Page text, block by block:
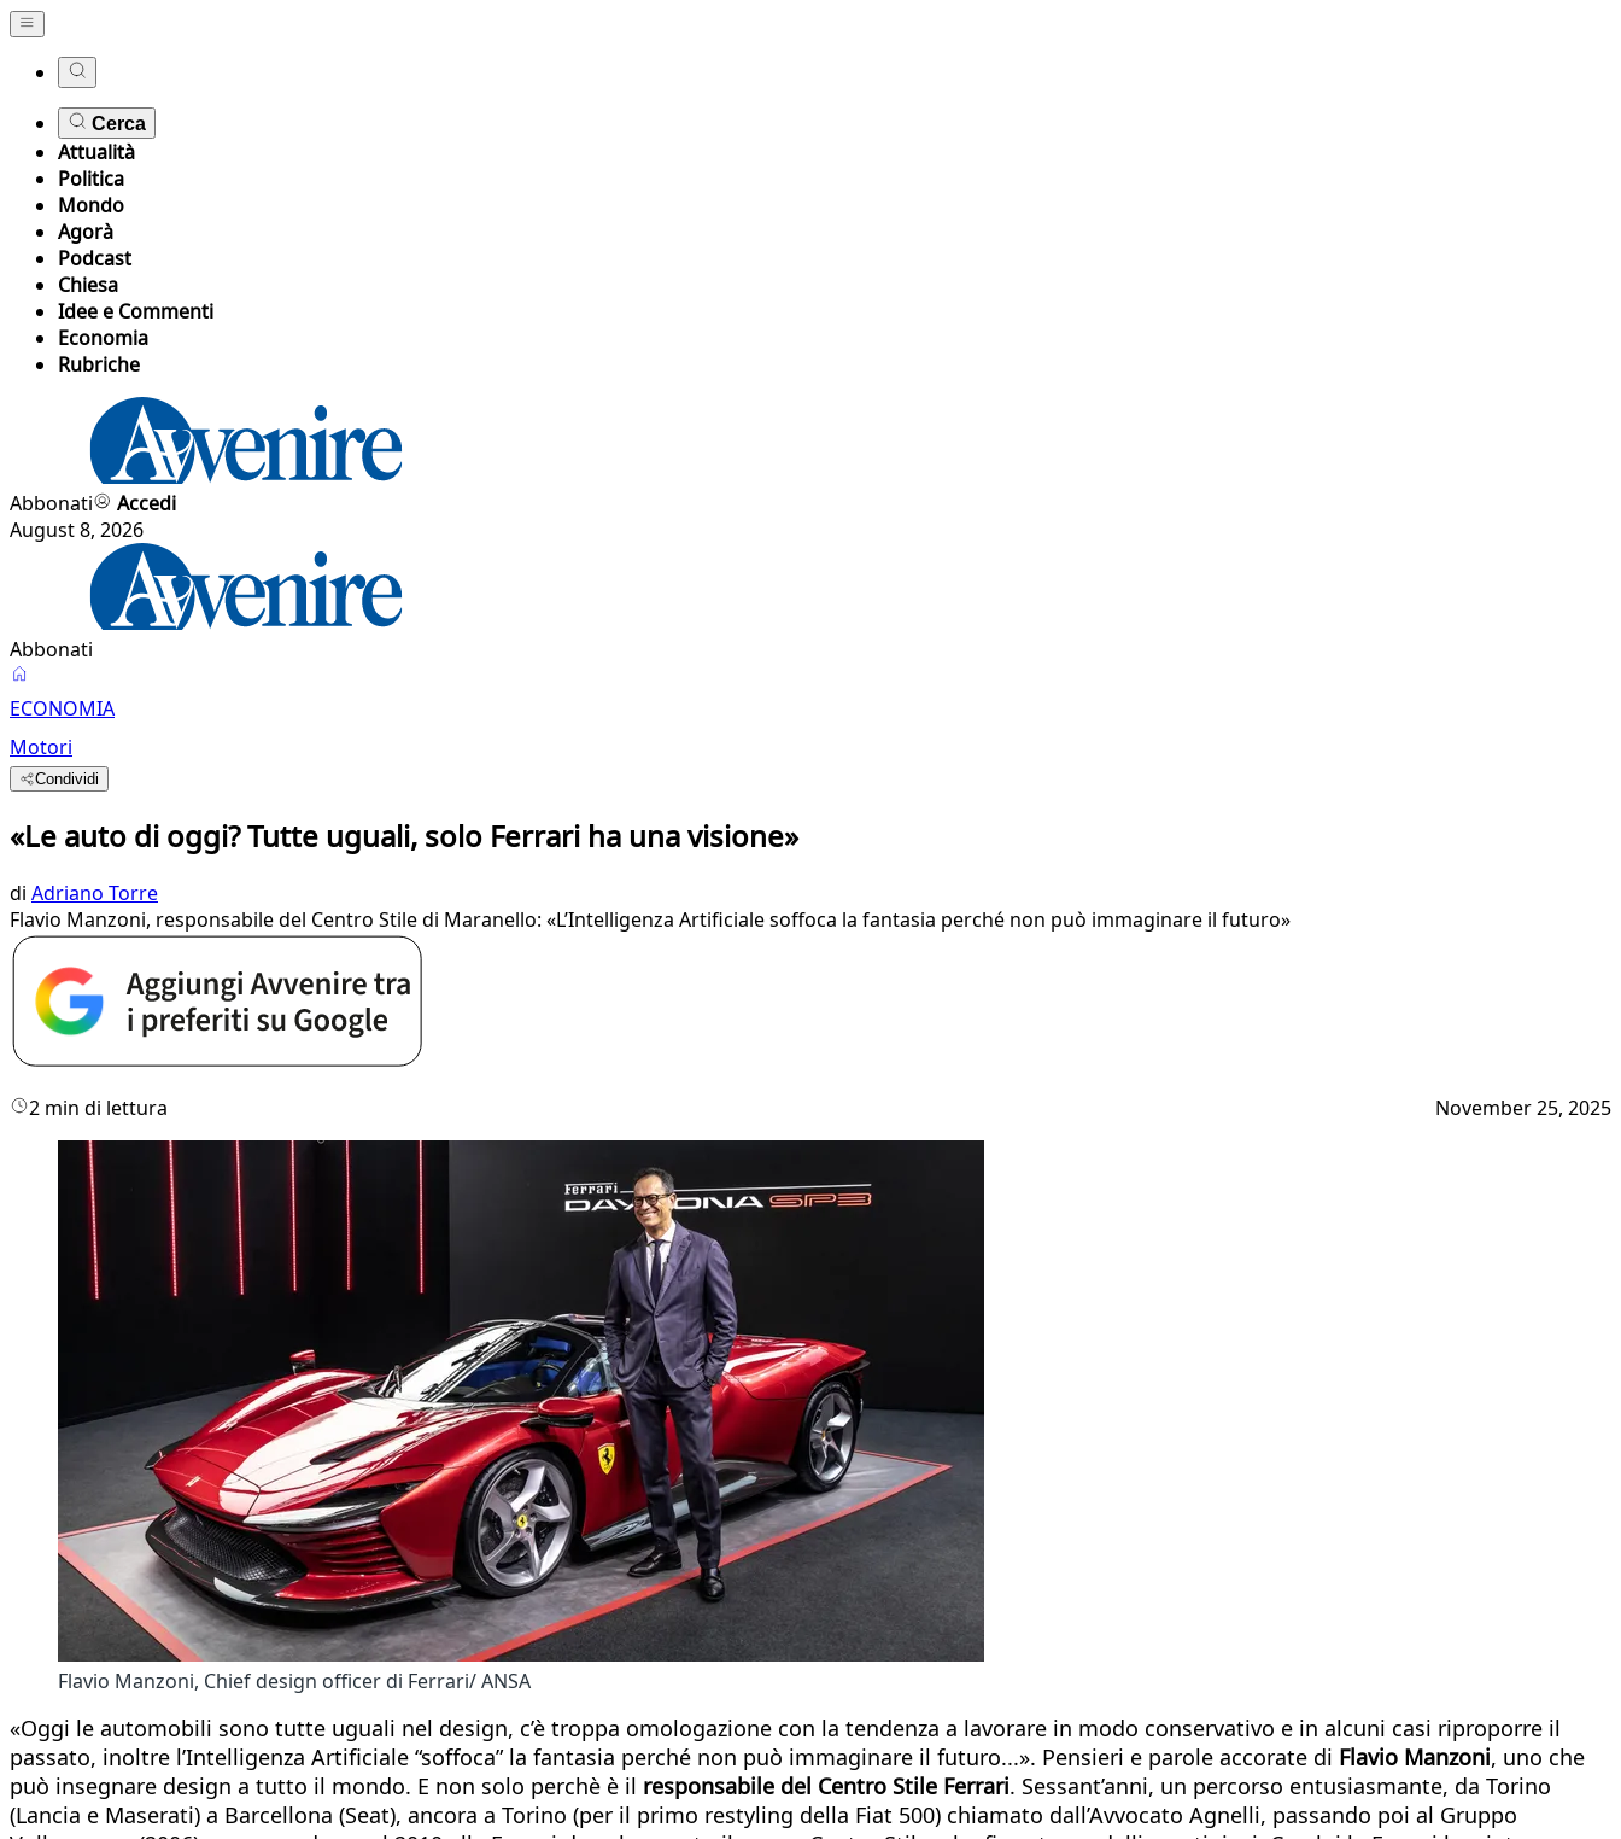
Cerca
Attualità
Politica
Mondo
Agorà
Podcast
Chiesa
Idee e Commenti
Economia
Rubriche
Abbonati
Accedi
August 8, 2026
Abbonati
ECONOMIA
Motori
Condividi
«Le auto di oggi? Tutte uguali, solo Ferrari ha una visione»
di Adriano Torre
Flavio Manzoni, responsabile del Centro Stile di Maranello: «L’Intelligenza Artificiale soffoca la fantasia perché non può immaginare il futuro»
2 min di lettura November 25, 2025
Flavio Manzoni, Chief design officer di Ferrari/ ANSA
«Oggi le automobili sono tutte uguali nel design, c’è troppa omologazione con la tendenza a lavorare in modo conservativo e in alcuni casi riproporre il
passato, inoltre l’Intelligenza Artificiale “soffoca” la fantasia perché non può immaginare il futuro...». Pensieri e parole accorate di Flavio Manzoni, uno che
può insegnare design a tutto il mondo. E non solo perchè è il responsabile del Centro Stile Ferrari. Sessant’anni, un percorso entusiasmante, da Torino
(Lancia e Maserati) a Barcellona (Seat), ancora a Torino (per il primo restyling della Fiat 500) chiamato dall’Avvocato Agnelli, passando poi al Gruppo